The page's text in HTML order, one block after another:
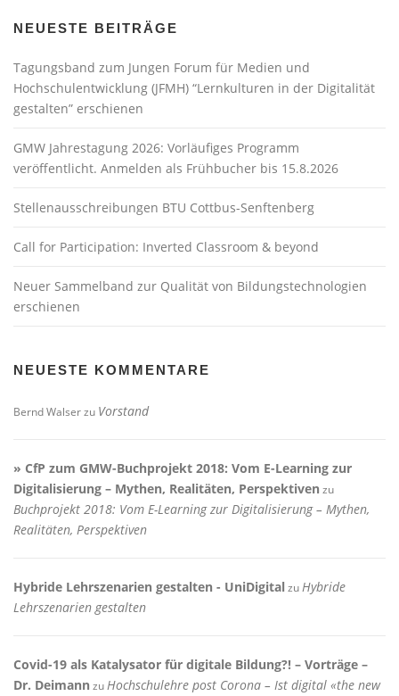
NEUESTE BEITRÄGE
Tagungsband zum Jungen Forum für Medien und
Hochschulentwicklung (JFMH) “Lernkulturen in der Digitalität
gestalten” erschienen
GMW Jahrestagung 2026: Vorläufiges Programm
veröffentlicht. Anmelden als Frühbucher bis 15.8.2026
Stellenausschreibungen BTU Cottbus-Senftenberg
Call for Participation: Inverted Classroom & beyond
Neuer Sammelband zur Qualität von Bildungstechnologien
erschienen
NEUESTE KOMMENTARE
Bernd Walserzu Vorstand
» CfP zum GMW-Buchprojekt 2018: Vom E-Learning zur
Digitalisierung – Mythen, Realitäten, Perspektiven zu
Buchprojekt 2018: Vom E-Learning zur Digitalisierung – Mythen,
Realitäten, Perspektiven
Hybride Lehrszenarien gestalten - UniDigitalzuHybride
Lehrszenarien gestalten
Covid-19 als Katalysator für digitale Bildung?! – Vorträge –
Dr. Deimann zuHochschulehre post Corona – Ist digital «the new